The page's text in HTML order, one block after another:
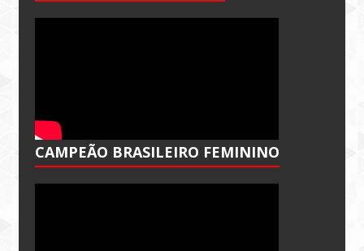
CAMPEÃO BRASILEIRO FEMININO